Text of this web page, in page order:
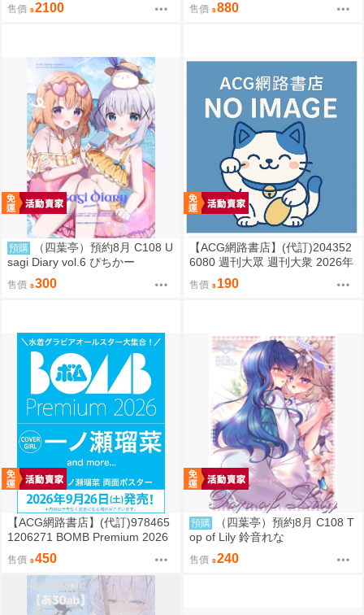
輯 通常盤
售價 2100 售價 880
預購
（四葉亭）預約8月 C108 U
sagi Diary vol.6 ぴちかー
售價 300
【ACG網路書店】(代訂)204352
6080 週刊大眾 週刊大衆 2026年
8月31日號 附:海報
售價 190
【ACG網路書店】(代訂)978465
1206271 BOMB Premium 2026
封面:一ノ瀬瑠菜 附:雙面海報
售價 450
預購
（四葉亭）預約8月 C108 T
op of Lily 鈴音れな
售價 240